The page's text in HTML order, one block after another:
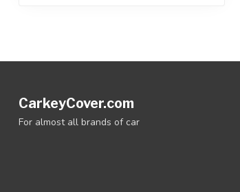
CarkeyCover.com
For almost all brands of car